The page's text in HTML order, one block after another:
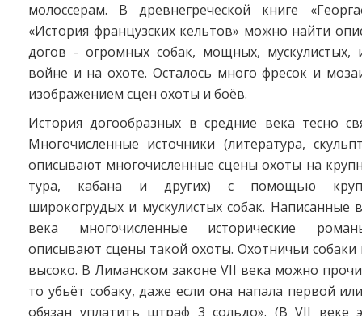
молоссерам. В древнегреческой книге
«История французских кельтов» можно найти
догов - огромных собак, мощных, мускулистых,
войне и на охоте. Осталось много фресок и
изображением сцен охоты и боёв.
История догообразных в средние века тесно
Многочисленные источники (литература,
описывают многочисленные сцены охоты на
тура, кабана и других) с помощью
широкогрудых и мускулистых собак. Написанные
века многочисленные исторические
описывают сцены такой охоты. Охотничьи собаки
высоко. В Лиманском законе VII века можно
то убьёт собаку, даже если она напала первой
обязан уплатить штраф 3 сольдо». (В VII веке